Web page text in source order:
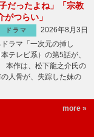
だったよね」「宗教
がつらい」
ドラマ
2026年8月3日
ラマ「一次元の挿し
テレビ系）の第5話が、
本作は、松下龍之介氏の
人骨が、失踪した妹の
more »